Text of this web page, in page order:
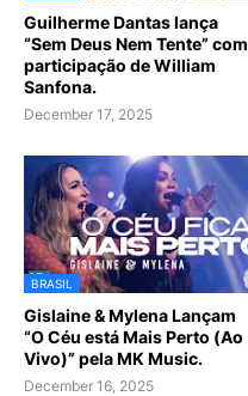
Guilherme Dantas lança
“Sem Deus Nem Tente” com
participação de William
Sanfona.
December 17, 2025
BRASIL
Gislaine & Mylena Lançam
“O Céu está Mais Perto (Ao
Vivo)” pela MK Music.
December 16, 2025